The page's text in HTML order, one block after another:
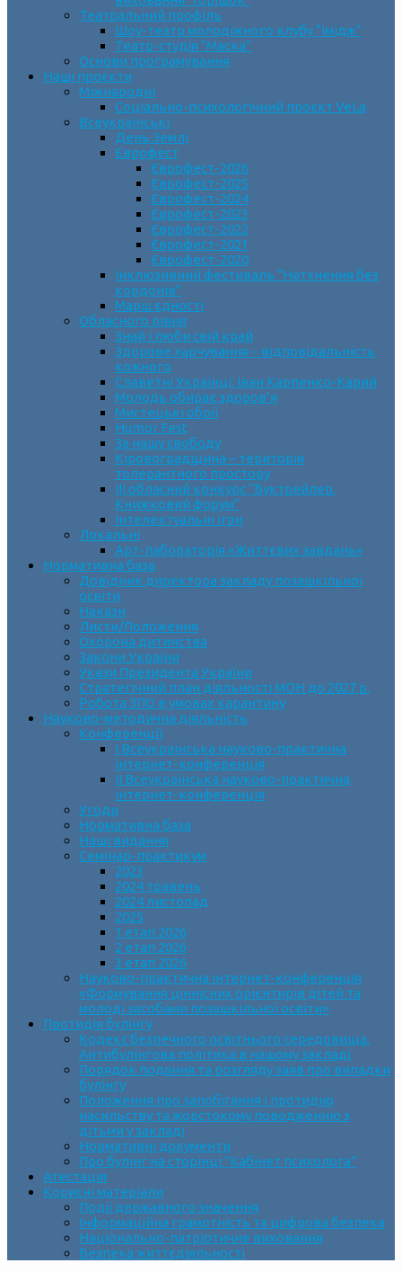
Театральний профіль
Шоу-театр молодіжного клубу “Імідж”
Театр-студія “Маска”
Основи програмування
Наші проєкти
Міжнародні
Соціально-психологічний проєкт VeLa
Всеукраїнські
День Землі
Єврофест
Єврофест-2026
Єврофест-2025
Єврофест-2024
Єврофест-2023
Єврофест-2022
Єврофест-2021
Єврофест-2020
Інклюзивний фестиваль “Натхнення без
кордонів”
Марш єдності
Обласного рівня
Знай і люби свій край
Здорове харчування – відповідальність
кожного
Славетні Українці. Іван Карпенко-Карий
Молодь обирає здоров’я
Мистецькі обрії
Humor Fest
За нашу свободу
Кіровоградщина – територія
толерантного простору
ІII обласний конкурс “Буктрейлер.
Книжковий форум”
Інтелектуальні ігри
Локальні
Арт-лабораторія «Життєвих завдань»
Нормативна база
Довідник директора закладу позашкільної
освіти
Накази
Листи/Положення
Охорона дитинства
Закони України
Укази Президента України
Стратегічний план діяльності МОН до 2027 р.
Робота ЗПО в умовах карантину
Науково-методична діяльність
Конференції
І Всеукраїнська науково-практична
інтернет-конференція
ІІ Всеукраїнська науково-практична
інтернет-конференція
Угоди
Нормативна база
Наші видання
Семінар-практикум
2023
2024 травень
2024 листопад
2025
1 етап 2026
2 етап 2026
3 етап 2026
Науково-практична інтернет-конференція
«Формування ціннісних орієнтирів дітей та
молоді засобами позашкільної освіти»
Протидія булінгу
Кодекс безпечного освітнього середовища.
Антибулінгова політика в нашому закладі
Порядок подання та розгляду заяв про випадки
булінгу
Положення про запобігання і протидію
насильству та жорстокому поводженню з
дітьми у закладі
Нормативні документи
Про булінг на сторінці “Кабінет психолога”
Атестація
Корисні матеріали
Події державного значення
Інформаційна грамотність та цифрова безпека
Національно-патріотичне виховання
Безпека життєдіяльності